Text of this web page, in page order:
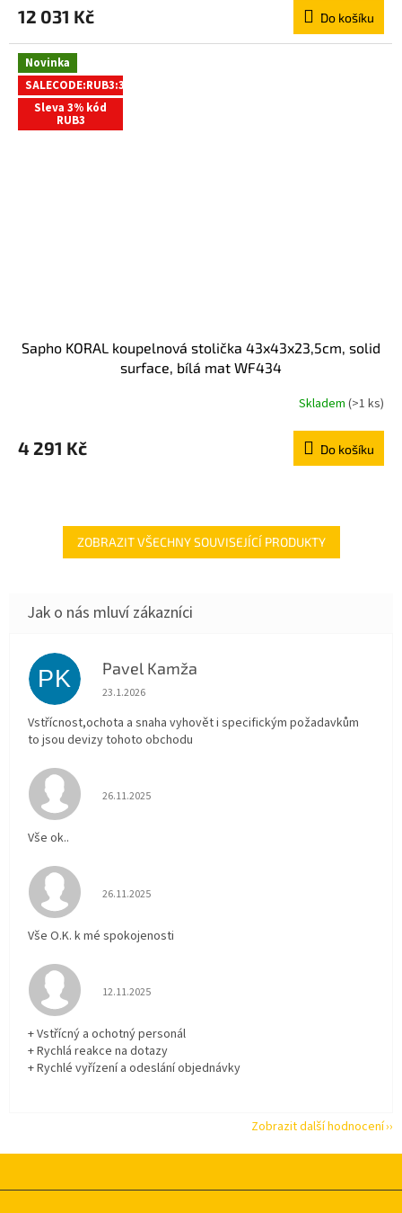
12 031 Kč Do košíku
Novinka
SALECODE:RUB3:3:%
Sleva 3% kód
RUB3
Sapho KORAL koupelnová stolička 43x43x23,5cm, solid
surface, bílá mat WF434
Skladem (>1 ks)
4 291 Kč Do košíku
ZOBRAZIT VŠECHNY SOUVISEJÍCÍ PRODUKTY
PK Pavel Kamža
Hodnocení obchodu je 5 z 5 hvězdiček.
23.1.2026
Vstřícnost,ochota a snaha vyhovět i specifickým požadavkům
to jsou devizy tohoto obchodu
Hodnocení obchodu je 5 z 5 hvězdiček.
26.11.2025
Vše ok..
Hodnocení obchodu je 5 z 5 hvězdiček.
26.11.2025
Vše O.K. k mé spokojenosti
Hodnocení obchodu je 5 z 5 hvězdiček.
12.11.2025
+ Vstřícný a ochotný personál
+ Rychlá reakce na dotazy
+ Rychlé vyřízení a odeslání objednávky
Zobrazit další hodnocení